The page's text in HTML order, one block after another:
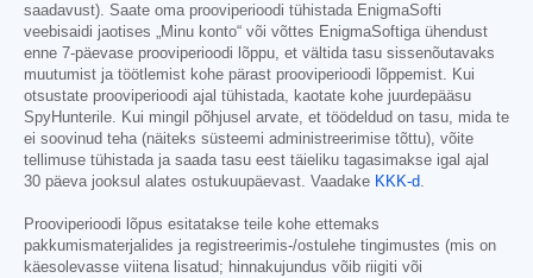
saadavust). Saate oma prooviperioodi tühistada EnigmaSofti
veebisaidi jaotises „Minu konto“ või võttes EnigmaSoftiga ühendust
enne 7-päevase prooviperioodi lõppu, et vältida tasu sissenõutavaks
muutumist ja töötlemist kohe pärast prooviperioodi lõppemist. Kui
otsustate prooviperioodi ajal tühistada, kaotate kohe juurdepääsu
SpyHunterile. Kui mingil põhjusel arvate, et töödeldud on tasu, mida te
ei soovinud teha (näiteks süsteemi administreerimise tõttu), võite
tellimuse tühistada ja saada tasu eest täieliku tagasimakse igal ajal
30 päeva jooksul alates ostukuupäevast. Vaadake KKK-d.
Prooviperioodi lõpus esitatakse teile kohe ettemaks
pakkumismaterjalides ja registreerimis-/ostulehe tingimustes (mis on
käesolevasse viitena lisatud; hinnakujundus võib riigiti või